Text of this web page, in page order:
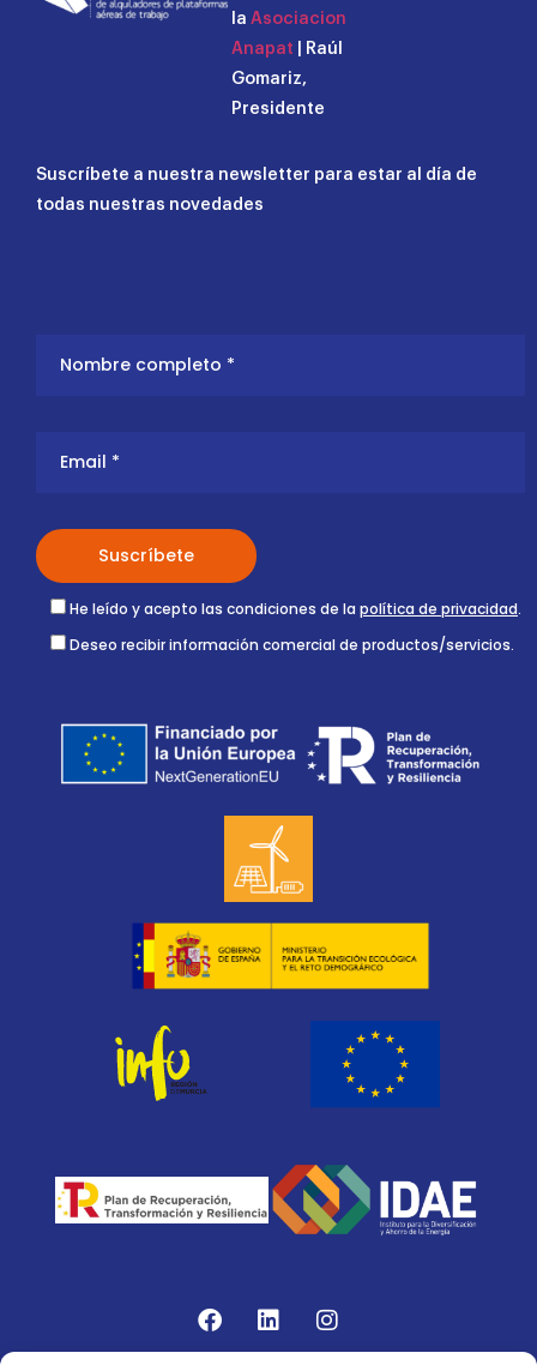
la Asociacion
Anapat | Raúl
Gomariz,
Presidente
Suscríbete a nuestra newsletter para estar al día de
todas nuestras novedades
He leído y acepto las condiciones de la política de privacidad.
Deseo recibir información comercial de productos/servicios.